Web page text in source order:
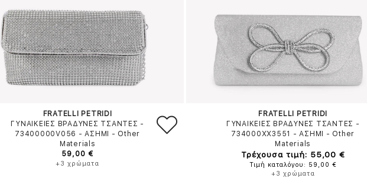
FRATELLI PETRIDI
ΓΥΝΑΙΚΕΙΕΣ ΒΡΑΔΥΝΕΣ ΤΣΑΝΤΕΣ -
73400000V056 -ΑΣΗΜΙ - Other
Materials
59,00 €
+3 χρώματα
FRATELLI PETRIDI
ΓΥΝΑΙΚΕΙΕΣ ΒΡΑΔΥΝΕΣ ΤΣΑΝΤΕΣ -
734000XX3551
-ΑΣΗΜΙ - Other
Materials
Τρέχουσα τιμή: 55,00 €
Τιμή καταλόγου: 59,00 €
+3 χρώματα